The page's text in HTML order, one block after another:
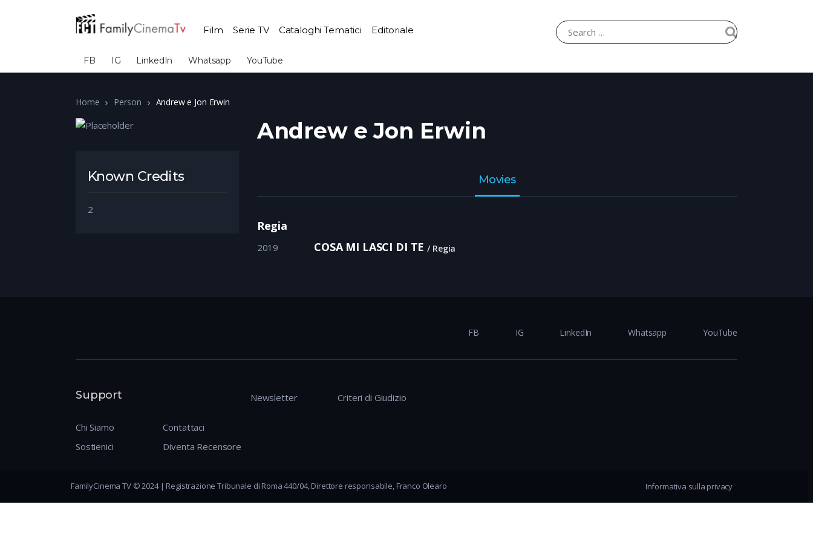
Film Serie TV Cataloghi Tematici Editoriale
FB IG LinkedIn Whatsapp YouTube
Home Person Andrew e Jon Erwin
Known Credits
2
Andrew e Jon Erwin
Movies
Regia
2019 COSA MI LASCI DI TE Regia
FB IG LinkedIn Whatsapp YouTube
Support
Chi Siamo
Sostienici
Contattaci
Diventa Recensore
Newsletter Criteri di Giudizio
FamilyCinema TV © 2024 | Registrazione Tribunale di Roma 440/04, Direttore responsabile, Franco Olearo Informativa sulla privacy